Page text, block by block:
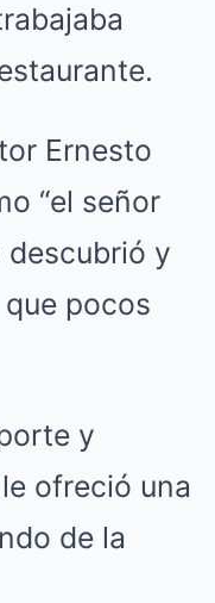
Ernesto
“el señor
descubrió y
pocos
y
ofreció una
de la